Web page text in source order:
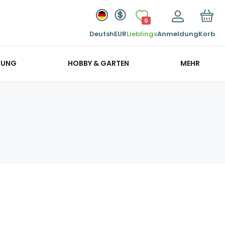
DeutshEUR
0
LieblingsAnmeldungKorb
HOBBY & GARTEN MEHR